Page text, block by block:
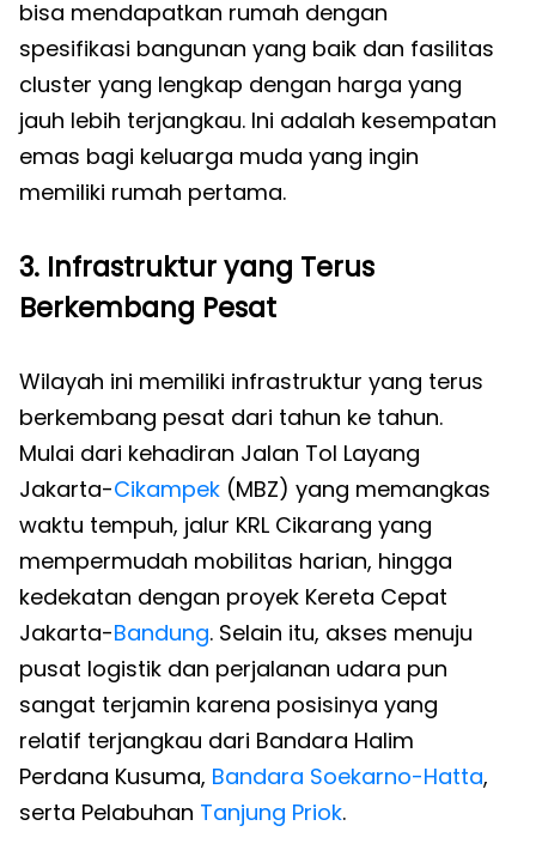
bisa mendapatkan rumah dengan
spesifikasi bangunan yang baik dan fasilitas
cluster yang lengkap dengan harga yang
jauh lebih terjangkau. Ini adalah kesempatan
emas bagi keluarga muda yang ingin
memiliki rumah pertama.
3. Infrastruktur yang Terus
Berkembang Pesat
Wilayah ini memiliki infrastruktur yang terus
berkembang pesat dari tahun ke tahun.
Mulai dari kehadiran Jalan Tol Layang
Jakarta-Cikampek (MBZ) yang memangkas
waktu tempuh, jalur KRL Cikarang yang
mempermudah mobilitas harian, hingga
kedekatan dengan proyek Kereta Cepat
Jakarta-Bandung. Selain itu, akses menuju
pusat logistik dan perjalanan udara pun
sangat terjamin karena posisinya yang
relatif terjangkau dari Bandara Halim
Perdana Kusuma, Bandara Soekarno-Hatta,
serta Pelabuhan Tanjung Priok.